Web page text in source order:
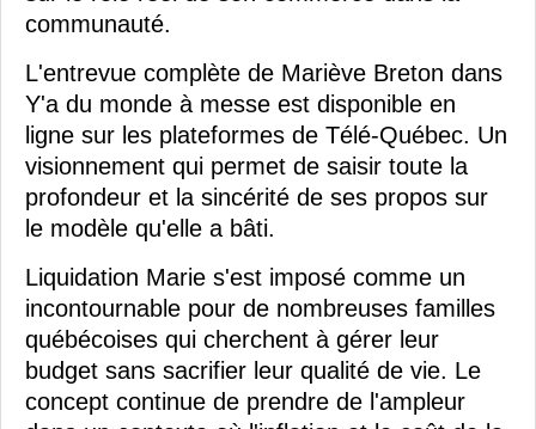
communauté.
L'entrevue complète de Mariève Breton dans
Y'a du monde à messe est disponible en
ligne sur les plateformes de Télé-Québec. Un
visionnement qui permet de saisir toute la
profondeur et la sincérité de ses propos sur
le modèle qu'elle a bâti.
Liquidation Marie s'est imposé comme un
incontournable pour de nombreuses familles
québécoises qui cherchent à gérer leur
budget sans sacrifier leur qualité de vie. Le
concept continue de prendre de l'ampleur